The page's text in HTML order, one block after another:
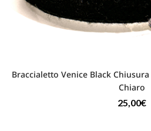
Braccialetto Venice Black
Chiaro
25,00€